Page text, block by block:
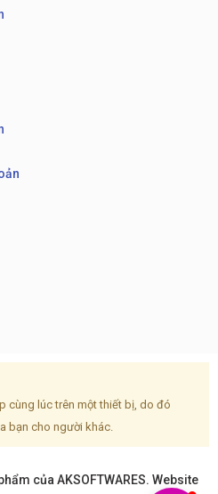
cùng lúc trên một thiết bị, do đó
bạn cho người khác.
của AKSOFTWARES. Website